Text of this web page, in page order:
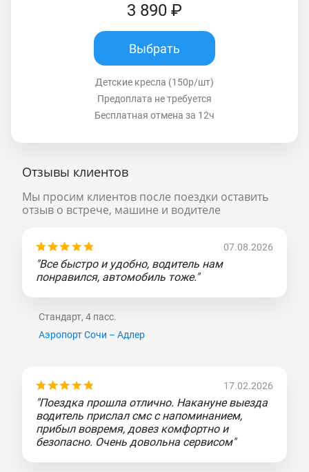
3 890 ₽
Выбрать
Детские кресла (150р/шт)
Предоплата не требуется
Бесплатная отмена за 12ч
Отзывы клиентов
Мы просим клиентов после поездки оставить
отзыв о встрече, машине и водителе
07.08.2026
"Все быстро и удобно, водитель нам
понравился, автомобиль тоже."
Стандарт, 4 пасс.
Аэропорт Сочи – Адлер
17.02.2026
"Поездка прошла отлично. Накануне выезда
водитель прислал смс с напоминанием,
прибыл вовремя, довез комфортно и
безопасно. Очень довольна сервисом"